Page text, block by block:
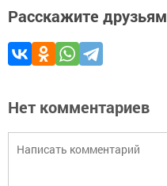
Расскажите друзьям
Нет комментариев